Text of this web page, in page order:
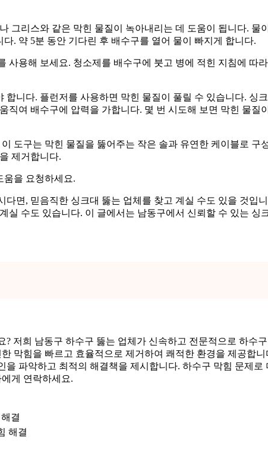
그리스와 같은 막힌 물질이 녹아내리는 데 도움이 됩니다. 물
. 약 5분 동안 기다린 후 배수구를 열어 물이 빠지게 합니다.
사용해 보세요. 청소제를 배수구에 붓고 병에 적힌 지침에 따
니다. 플런저를 사용하면 막힌 물질이 풀릴 수 있습니다. 싱
직여 배수구에 압력을 가합니다. 몇 번 시도해 보면 막힌 물질
도구는 막힌 물질을 뚫어주는 작은 솔과 유연한 케이블로 구
제거합니다.
움을 요청하세요.
면, 믿음직한 싱크대 뚫는 업체를 찾고 계실 수도 있을 것입
실 수도 있습니다. 이 글에서는 남동구에서 신뢰할 수 있는 싱
저희 남동구 하수구 뚫는 업체가 신속하고 전문적으로 하수
막힘을 빠르고 효율적으로 제거하여 쾌적한 환경을 제공합니
파악하고 최적의 해결책을 제시합니다. 하수구 막힘 문제로
게 연락하세요.
결
해결